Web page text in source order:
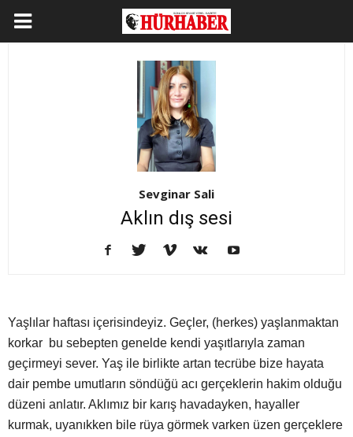
Sevginar Sali
Aklın dış sesi
Yaşlılar haftası içerisindeyiz. Geçler, (herkes) yaşlanmaktan
korkar bu sebepten genelde kendi yaşıtlarıyla zaman
geçirmeyi sever. Yaş ile birlikte artan tecrübe bize hayata
dair pembe umutların söndüğü acı gerçeklerin hakim olduğu
düzeni anlatır. Aklımız bir karış havadayken, hayaller
kurmak, uyanıkken bile rüya görmek varken üzen gerçeklere